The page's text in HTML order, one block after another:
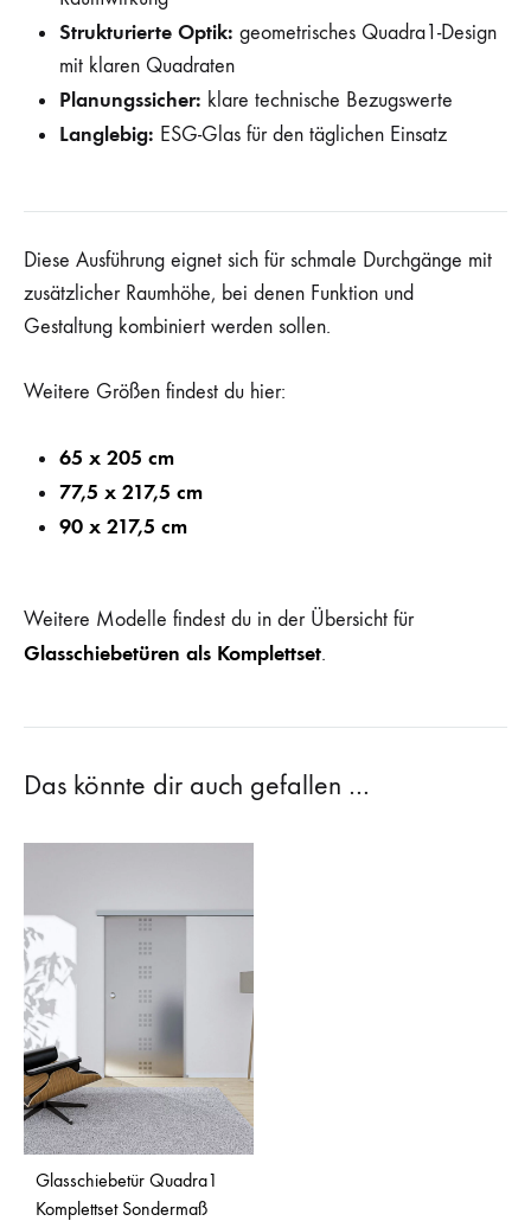
Strukturierte Optik: geometrisches Quadra1-Design
mit klaren Quadraten
Planungssicher: klare technische Bezugswerte
Langlebig: ESG-Glas für den täglichen Einsatz
Diese Ausführung eignet sich für schmale Durchgänge mit
zusätzlicher Raumhöhe, bei denen Funktion und
Gestaltung kombiniert werden sollen.
Weitere Größen findest du hier:
65 x 205 cm
77,5 x 217,5 cm
90 x 217,5 cm
Weitere Modelle findest du in der Übersicht für
Glasschiebetüren als Komplettset.
Das könnte dir auch gefallen …
Glasschiebetür Quadra1
Komplettset Sondermaß